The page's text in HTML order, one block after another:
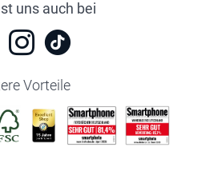
uns auch bei
Vorteile